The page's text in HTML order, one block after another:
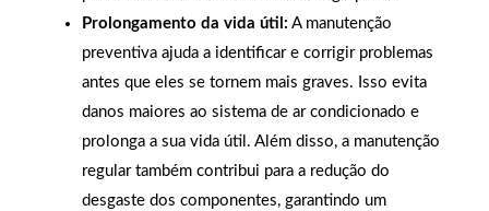
Prolongamento da vida útil: A manutenção
preventiva ajuda a identificar e corrigir problemas
antes que eles se tornem mais graves. Isso evita
danos maiores ao sistema de ar condicionado e
prolonga a sua vida útil. Além disso, a manutenção
regular também contribui para a redução do
desgaste dos componentes, garantindo um